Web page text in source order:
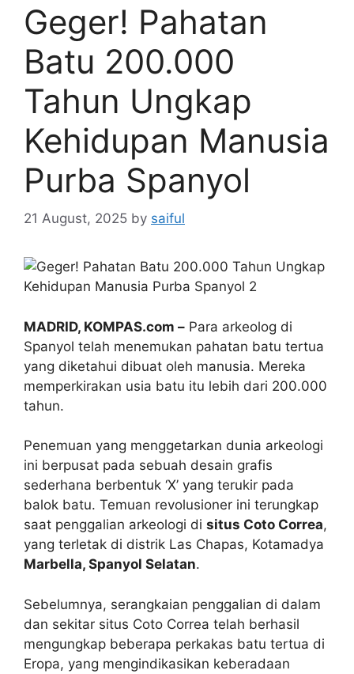
Geger! Pahatan
Batu 200.000
Tahun Ungkap
Kehidupan Manusia
Purba Spanyol
21 August, 2025 by saiful
MADRID, KOMPAS.com – Para arkeolog di
Spanyol telah menemukan pahatan batu tertua
yang diketahui dibuat oleh manusia. Mereka
memperkirakan usia batu itu lebih dari 200.000
tahun.
Penemuan yang menggetarkan dunia arkeologi
ini berpusat pada sebuah desain grafis
sederhana berbentuk ‘X’ yang terukir pada
balok batu. Temuan revolusioner ini terungkap
saat penggalian arkeologi di situs Coto Correa,
yang terletak di distrik Las Chapas, Kotamadya
Marbella, Spanyol Selatan.
Sebelumnya, serangkaian penggalian di dalam
dan sekitar situs Coto Correa telah berhasil
mengungkap beberapa perkakas batu tertua di
Eropa, yang mengindikasikan keberadaan